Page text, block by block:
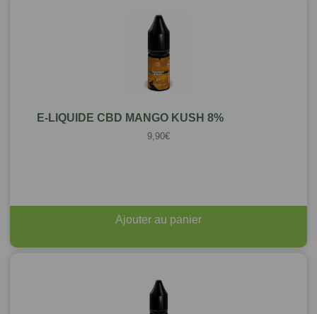
E-LIQUIDE CBD MANGO KUSH 8%
9,90€
Ajouter au panier